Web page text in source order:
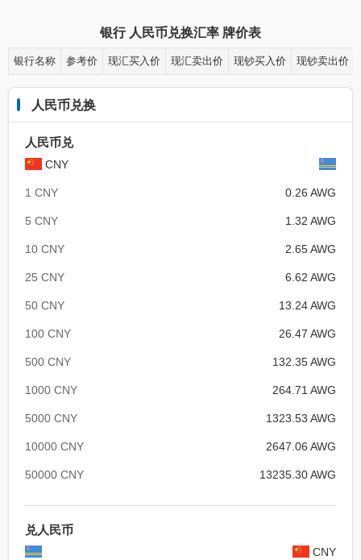
银行 人民币兑换汇率 牌价表
银行名称 参考价 现汇买入价 现汇卖出价 现钞买入价 现钞卖出价
人民币兑换
人民币兑
CNY
1 CNY 0.26 AWG
5 CNY 1.32 AWG
10 CNY 2.65 AWG
25 CNY 6.62 AWG
50 CNY 13.24 AWG
100 CNY 26.47 AWG
500 CNY 132.35 AWG
1000 CNY 264.71 AWG
5000 CNY 1323.53 AWG
10000 CNY 2647.06 AWG
50000 CNY 13235.30 AWG
兑人民币
CNY